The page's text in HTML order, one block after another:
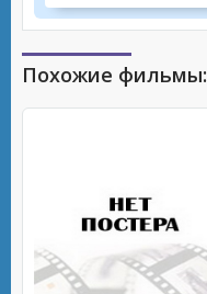
Похожие фильмы: